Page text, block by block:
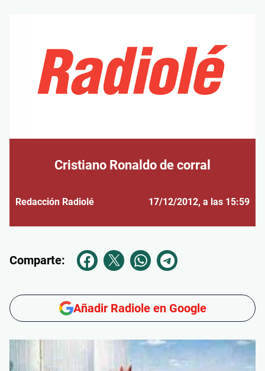
Cristiano Ronaldo de corral
Redacción Radiolé 17/12/2012, a las 15:59
Comparte:
Añadir Radiole en Google